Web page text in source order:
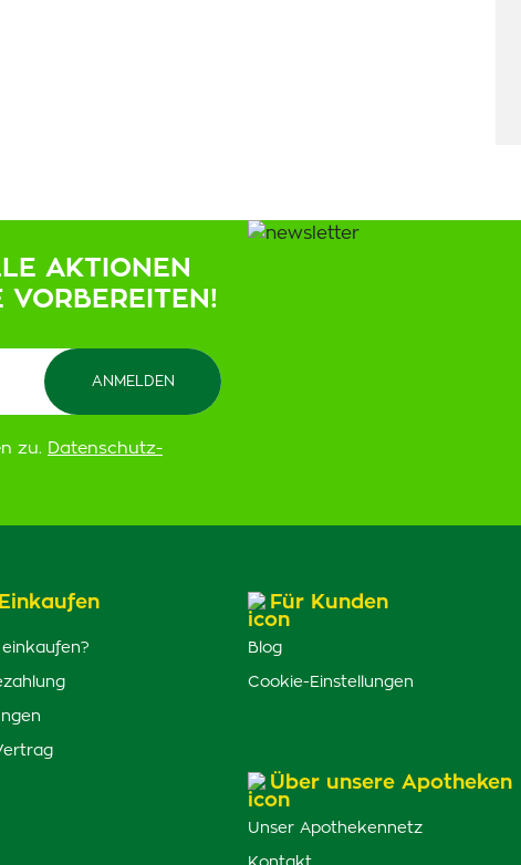
AKTIONEN
VORBEREITEN!
zu. Datenschutz-
Für Kunden
Blog
Cookie-Einstellungen
Über unsere Apotheken
Unser Apothekennetz